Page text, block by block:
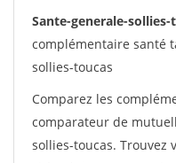
Sante-generale-sollies-
complémentaire santé
sollies-toucas
Comparez les
comparateur de
sollies-toucas. Trouvez